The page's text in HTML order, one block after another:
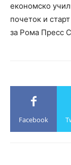
економско
почеток и
за Рома Пресс
Facebook